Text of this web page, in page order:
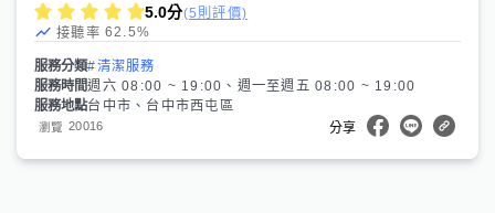
5.0分(5則評價)
接聽率 62.5%
服務分類#清潔服務
服務時間週六 08:00 ~ 19:00、週一至週五 08:00 ~ 19:00
服務地點台中市、台中市西屯區
瀏覽 20016 分享